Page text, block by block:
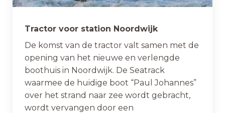
Tractor voor station Noordwijk
De komst van de tractor valt samen met de
opening van het nieuwe en verlengde
boothuis in Noordwijk. De Seatrack
waarmee de huidige boot “Paul Johannes”
over het strand naar zee wordt gebracht,
wordt vervangen door een